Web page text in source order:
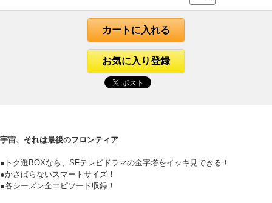
カートに入れる
お気に入り登録
宇宙、それは最後のフロンティア
●トク選BOXなら、SFテレビドラマの金字塔をイッキ見できる！
●かさばらないスマートサイズ！
●各シーズン全エピソード収録！